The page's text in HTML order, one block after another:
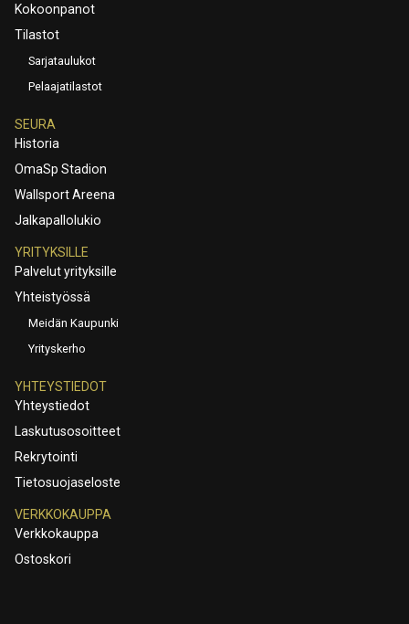
Kokoonpanot
Tilastot
Sarjataulukot
Pelaajatilastot
SEURA
Historia
OmaSp Stadion
Wallsport Areena
Jalkapallolukio
YRITYKSILLE
Palvelut yrityksille
Yhteistyössä
Meidän Kaupunki
Yrityskerho
YHTEYSTIEDOT
Yhteystiedot
Laskutusosoitteet
Rekrytointi
Tietosuojaseloste
VERKKOKAUPPA
Verkkokauppa
Ostoskori